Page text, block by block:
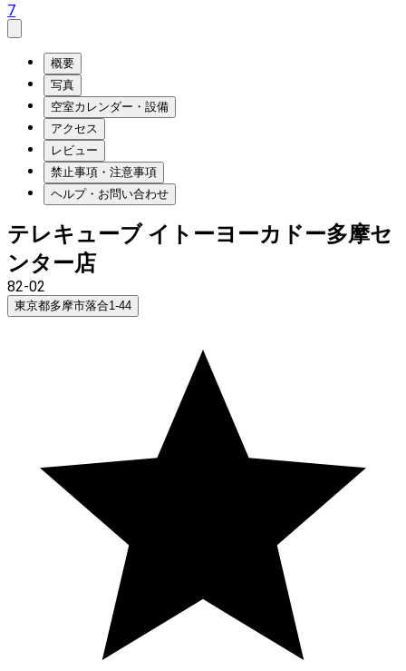
7
概要
写真
空室カレンダー・設備
アクセス
レビュー
禁止事項・注意事項
ヘルプ・お問い合わせ
テレキューブ イトーヨーカドー多摩セ
ンター店
82-02
東京都多摩市落合1-44